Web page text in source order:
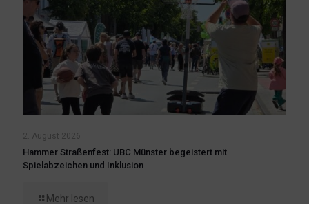
2. August 2026
Hammer Straßenfest: UBC Münster begeistert mit
Spielabzeichen und Inklusion
Mehr lesen